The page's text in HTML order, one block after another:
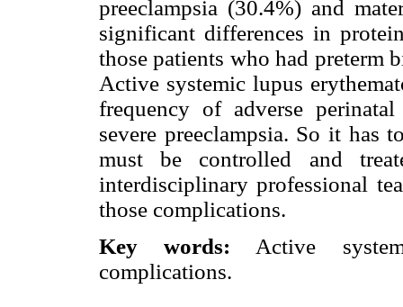
preeclampsia (30.4%) and
significant differences in
those patients who had preterm
Active systemic lupus
frequency of adverse
severe preeclampsia. So it has
must be controlled and
interdisciplinary professional
those complications.
Key words: Active
complications.